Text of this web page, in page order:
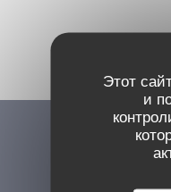
Этот
и
Будьте